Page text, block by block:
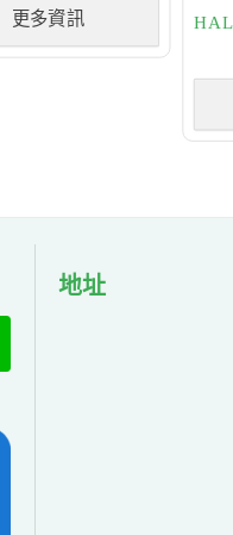
更多資訊
地址